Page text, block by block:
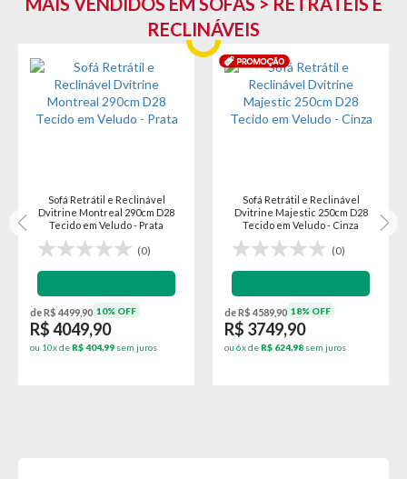
RECLINÁVEIS
Sofá Retrátil e Reclinável Le
Qatar 210cm D28 Tecido em
Linho - Bege
(2)
de R$ 3259,90 18% OFF
R$ 2669,90
ou 6x deR$ 444,98sem juros
Sofá Retrátil e Reclinável Le
Qatar 210cm D28 Tecido em
Veludo - Cacau
(0)
de R$ 3259,90 18% OFF
R$ 2669,90
ou 6x de R$ 444,98 sem juros